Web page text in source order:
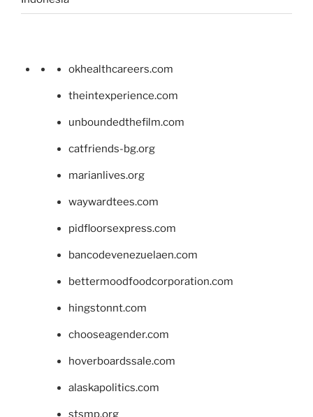
okhealthcareers.com
theintexperience.com
unboundedthefilm.com
catfriends-bg.org
marianlives.org
waywardtees.com
pidfloorsexpress.com
bancodevenezuelaen.com
bettermoodfoodcorporation.com
hingstonnt.com
chooseagender.com
hoverboardssale.com
alaskapolitics.com
stsmp.org